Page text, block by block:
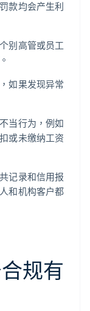
款均会产生利
别高管或员工
，如果发现异常
当行为，例如
或未缴纳工资
记录和信用报
和机构客户都
规有